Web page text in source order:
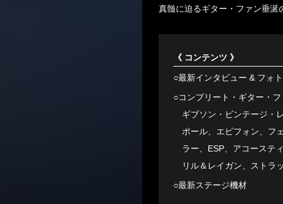
真髄に迫るギター・ファン垂涎
《 コンテンツ 》
○最新インタビュー & フォ
○コンプリート・ギター・フ
ギブソン・ビンテージ・
ポール、エピフォン、フ
ラー、ESP、アコーステ
リル＆レイガン、ストラ
○最新ステージ機材